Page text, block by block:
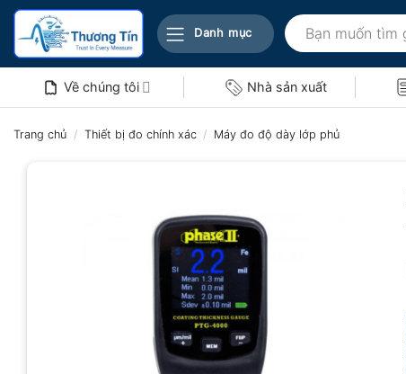
Bỏ
nội
Danh mục
Tìm
kiếm:
Về chúng tôi Nhà sản xuất
Trang chủ / Thiết bị đo chính xác / Máy đo độ dày lớp phủ